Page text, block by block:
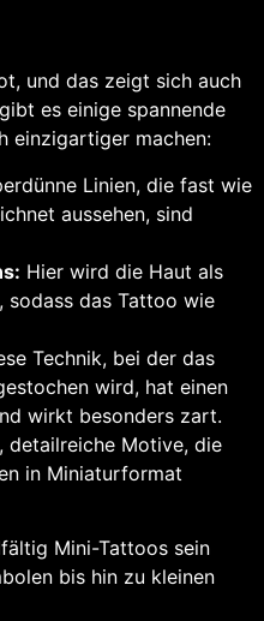
und das zeigt sich auch
es einige spannende
einzigartiger machen:
Linien, die fast wie
aussehen, sind
Hier wird die Haut als
sodass das Tattoo wie
Technik, bei der das
wird, hat einen
wirkt besonders zart.
detailreiche Motive, die
in Miniaturformat
Mini-Tattoos sein
bis hin zu kleinen